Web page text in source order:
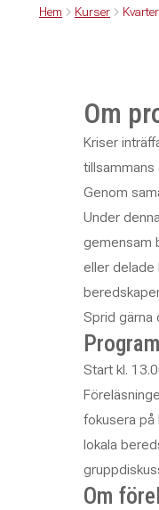
Hem Kurser
Om
Kriser
tillsammans
Genom
Under
gemensam
eller delade
Sprid gärna
Program
Start kl.
fokusera på
lokala
Om